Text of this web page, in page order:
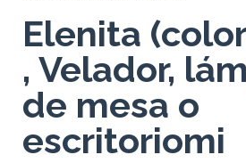
Elenita
, Velador,
de mesa o
escritoriomi